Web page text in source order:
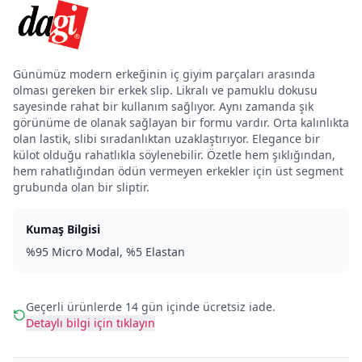
Günümüz modern erkeğinin iç giyim parçaları arasında
olması gereken bir erkek slip. Likralı ve pamuklu dokusu
sayesinde rahat bir kullanım sağlıyor. Aynı zamanda şık
görünüme de olanak sağlayan bir formu vardır. Orta kalınlıkta
olan lastik, slibi sıradanlıktan uzaklaştırıyor. Elegance bir
külot olduğu rahatlıkla söylenebilir. Özetle hem şıklığından,
hem rahatlığından ödün vermeyen erkekler için üst segment
grubunda olan bir sliptir.
Kumaş Bilgisi
%95 Micro Modal, %5 Elastan
Geçerli ürünlerde 14 gün içinde ücretsiz iade.
Detaylı bilgi için tıklayın